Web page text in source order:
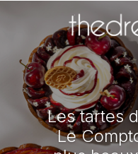
Les tartes
Le